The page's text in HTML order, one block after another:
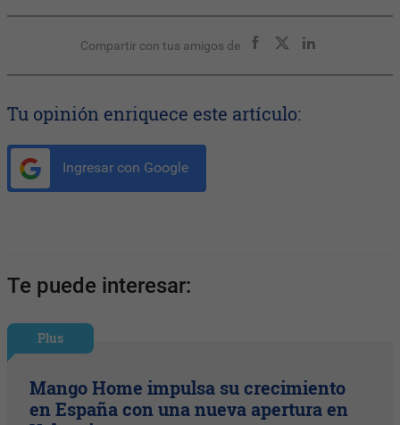
Compartir con tus amigos de
Tu opinión enriquece este artículo:
Ingresar con Google
Te puede interesar:
Plus
Mango Home impulsa su crecimiento
en España con una nueva apertura en